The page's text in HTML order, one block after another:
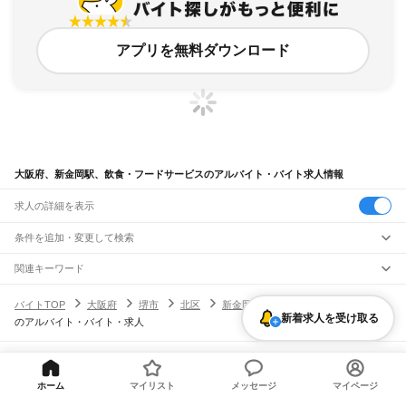
アプリを無料ダウンロード
大阪府、新金岡駅、飲食・フードサービスのアルバイト・バイト求人情報
求人の詳細を表示
条件を追加・変更して検索
市区町村を追加・変更
大阪府すべて
大阪市 すべて
浪速区
東成区
平野区
堺市すべて
駅を追加・変更
新大阪駅
JR神戸線(大阪～神戸)
職種を追加・変更
飲食・フードサービス
すべて
ホールスタッフ
キッチンスタッフ 皿洗い・洗い場精肉・鮮魚加工
給食調理
特徴を追加・変更
人気
雇用形態を追加・変更
関連キーワード
バイトTOP
大阪府 堺市 北区 新金岡駅
のアルバイト・バイト・求人
新着求人を受け取る
ヘルプ・お問い合わせ サイトマップ
利用規約・プライバシーポリシー
[企業]求人広告の掲載相談
ホーム マイリスト メッセージ マイページ